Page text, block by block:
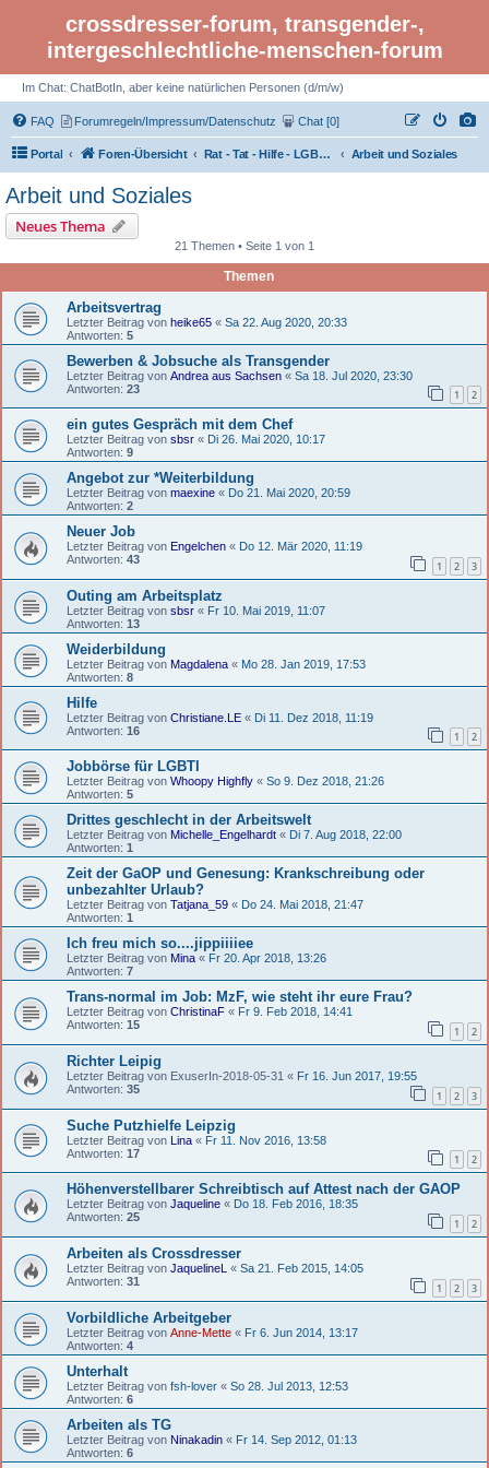
crossdresser-forum, transgender-,
intergeschlechtliche-menschen-forum
Im Chat: ChatBotIn, aber keine natürlichen Personen (d/m/w)
FAQ Forumregeln/Impressum/Datenschutz Chat [0]
Portal Foren-Übersicht Rat - Tat - Hilfe - LGBTI Rights - Infos Arbeit und Soziales
Arbeit und Soziales
Neues Thema
21 Themen • Seite 1 von 1
Themen
Arbeitsvertrag
Letzter Beitrag von heike65 « Sa 22. Aug 2020, 20:33
Antworten: 5
Bewerben & Jobsuche als Transgender
Letzter Beitrag von Andrea aus Sachsen « Sa 18. Jul 2020, 23:30
Antworten: 23 1 2
ein gutes Gespräch mit dem Chef
Letzter Beitrag von sbsr « Di 26. Mai 2020, 10:17
Antworten: 9
Angebot zur *Weiterbildung
Letzter Beitrag von maexine « Do 21. Mai 2020, 20:59
Antworten: 2
Neuer Job
Letzter Beitrag von Engelchen « Do 12. Mär 2020, 11:19
Antworten: 43 1 2 3
Outing am Arbeitsplatz
Letzter Beitrag von sbsr « Fr 10. Mai 2019, 11:07
Antworten: 13
Weiderbildung
Letzter Beitrag von Magdalena « Mo 28. Jan 2019, 17:53
Antworten: 8
Hilfe
Letzter Beitrag von Christiane.LE « Di 11. Dez 2018, 11:19
Antworten: 16 1 2
Jobbörse für LGBTI
Letzter Beitrag von Whoopy Highfly « So 9. Dez 2018, 21:26
Antworten: 5
Drittes geschlecht in der Arbeitswelt
Letzter Beitrag von Michelle_Engelhardt « Di 7. Aug 2018, 22:00
Antworten: 1
Zeit der GaOP und Genesung: Krankschreibung oder
unbezahlter Urlaub?
Letzter Beitrag von Tatjana_59 « Do 24. Mai 2018, 21:47
Antworten: 1
Ich freu mich so....jippiiiiee
Letzter Beitrag von Mina « Fr 20. Apr 2018, 13:26
Antworten: 7
Trans-normal im Job: MzF, wie steht ihr eure Frau?
Letzter Beitrag von ChristinaF « Fr 9. Feb 2018, 14:41
Antworten: 15 1 2
Richter Leipig
Letzter Beitrag von ExuserIn-2018-05-31 « Fr 16. Jun 2017, 19:55
Antworten: 35 1 2 3
Suche Putzhielfe Leipzig
Letzter Beitrag von Lina « Fr 11. Nov 2016, 13:58
Antworten: 17 1 2
Höhenverstellbarer Schreibtisch auf Attest nach der GAOP
Letzter Beitrag von Jaqueline « Do 18. Feb 2016, 18:35
Antworten: 25 1 2
Arbeiten als Crossdresser
Letzter Beitrag von JaquelineL « Sa 21. Feb 2015, 14:05
Antworten: 31 1 2 3
Vorbildliche Arbeitgeber
Letzter Beitrag von Anne-Mette « Fr 6. Jun 2014, 13:17
Antworten: 4
Unterhalt
Letzter Beitrag von fsh-lover « So 28. Jul 2013, 12:53
Antworten: 6
Arbeiten als TG
Letzter Beitrag von Ninakadin « Fr 14. Sep 2012, 01:13
Antworten: 6